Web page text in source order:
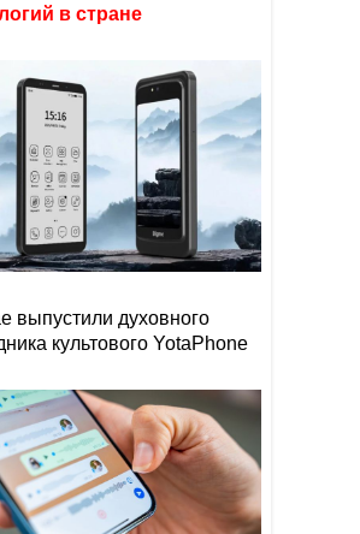
в стране
выпустили духовного
культового YotaPhone